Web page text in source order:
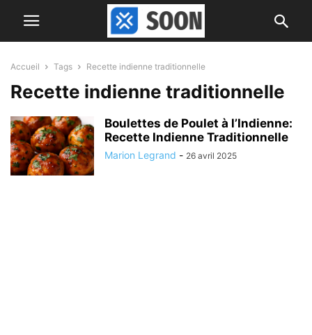
Accueil Tags Recette indienne traditionnelle
Recette indienne traditionnelle
Boulettes de Poulet à l’Indienne:
Recette Indienne Traditionnelle
Marion Legrand - 26 avril 2025